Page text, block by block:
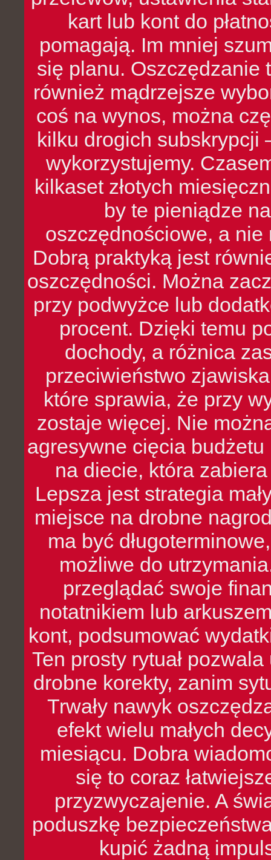
kart lub kont do
pomagają. Im mniej
się planu. Oszczędzanie
również mądrzejsze
coś na wynos, można
kilku drogich subskrypcji
wykorzystujemy.
kilkaset złotych
by te pieniądze
oszczędnościowe, a nie
Dobrą praktyką jest
oszczędności. Można
przy podwyżce lub
procent. Dzięki temu
dochody, a różnica
przeciwieństwo
które sprawia, że przy
zostaje więcej. Nie
agresywne cięcia
na diecie, która
Lepsza jest strategia
miejsce na drobne
ma być
możliwe do
przeglądać swoje
notatnikiem lub
kont, podsumować
Ten prosty rytuał
drobne korekty, zanim
Trwały nawyk
efekt wielu małych
miesiącu. Dobra
się to coraz
przyzwyczajenie. A
poduszkę
kupić żadną